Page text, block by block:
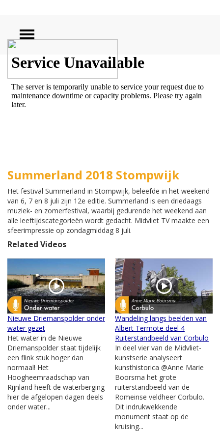
ZOEKEN
Summerland 2018 Stompwijk
Het festival Summerland in Stompwijk, beleefde in het weekend
van 6, 7 en 8 juli zijn 12e editie. Summerland is een driedaags
muziek- en zomerfestival, waarbij gedurende het weekend aan
alle leeftijdscategorieën wordt gedacht. Midvliet TV maakte een
sfeerimpressie op zondagmiddag 8 juli.
Related Videos
Nieuwe Driemanspolder onder
water gezet
Het water in de Nieuwe
Driemanspolder staat tijdelijk
een flink stuk hoger dan
normaal! Het
Hoogheemraadschap van
Rijnland heeft de waterberging
hier de afgelopen dagen deels
onder water...
Wandeling langs beelden van
Albert Termote deel 4
Ruiterstandbeeld van Corbulo
In deel vier van de Midvliet-
kunstserie analyseert
kunsthistorica @Anne Marie
Boorsma het grote
ruiterstandbeeld van de
Romeinse veldheer Corbulo.
Dit indrukwekkende
monument staat op de
kruising...